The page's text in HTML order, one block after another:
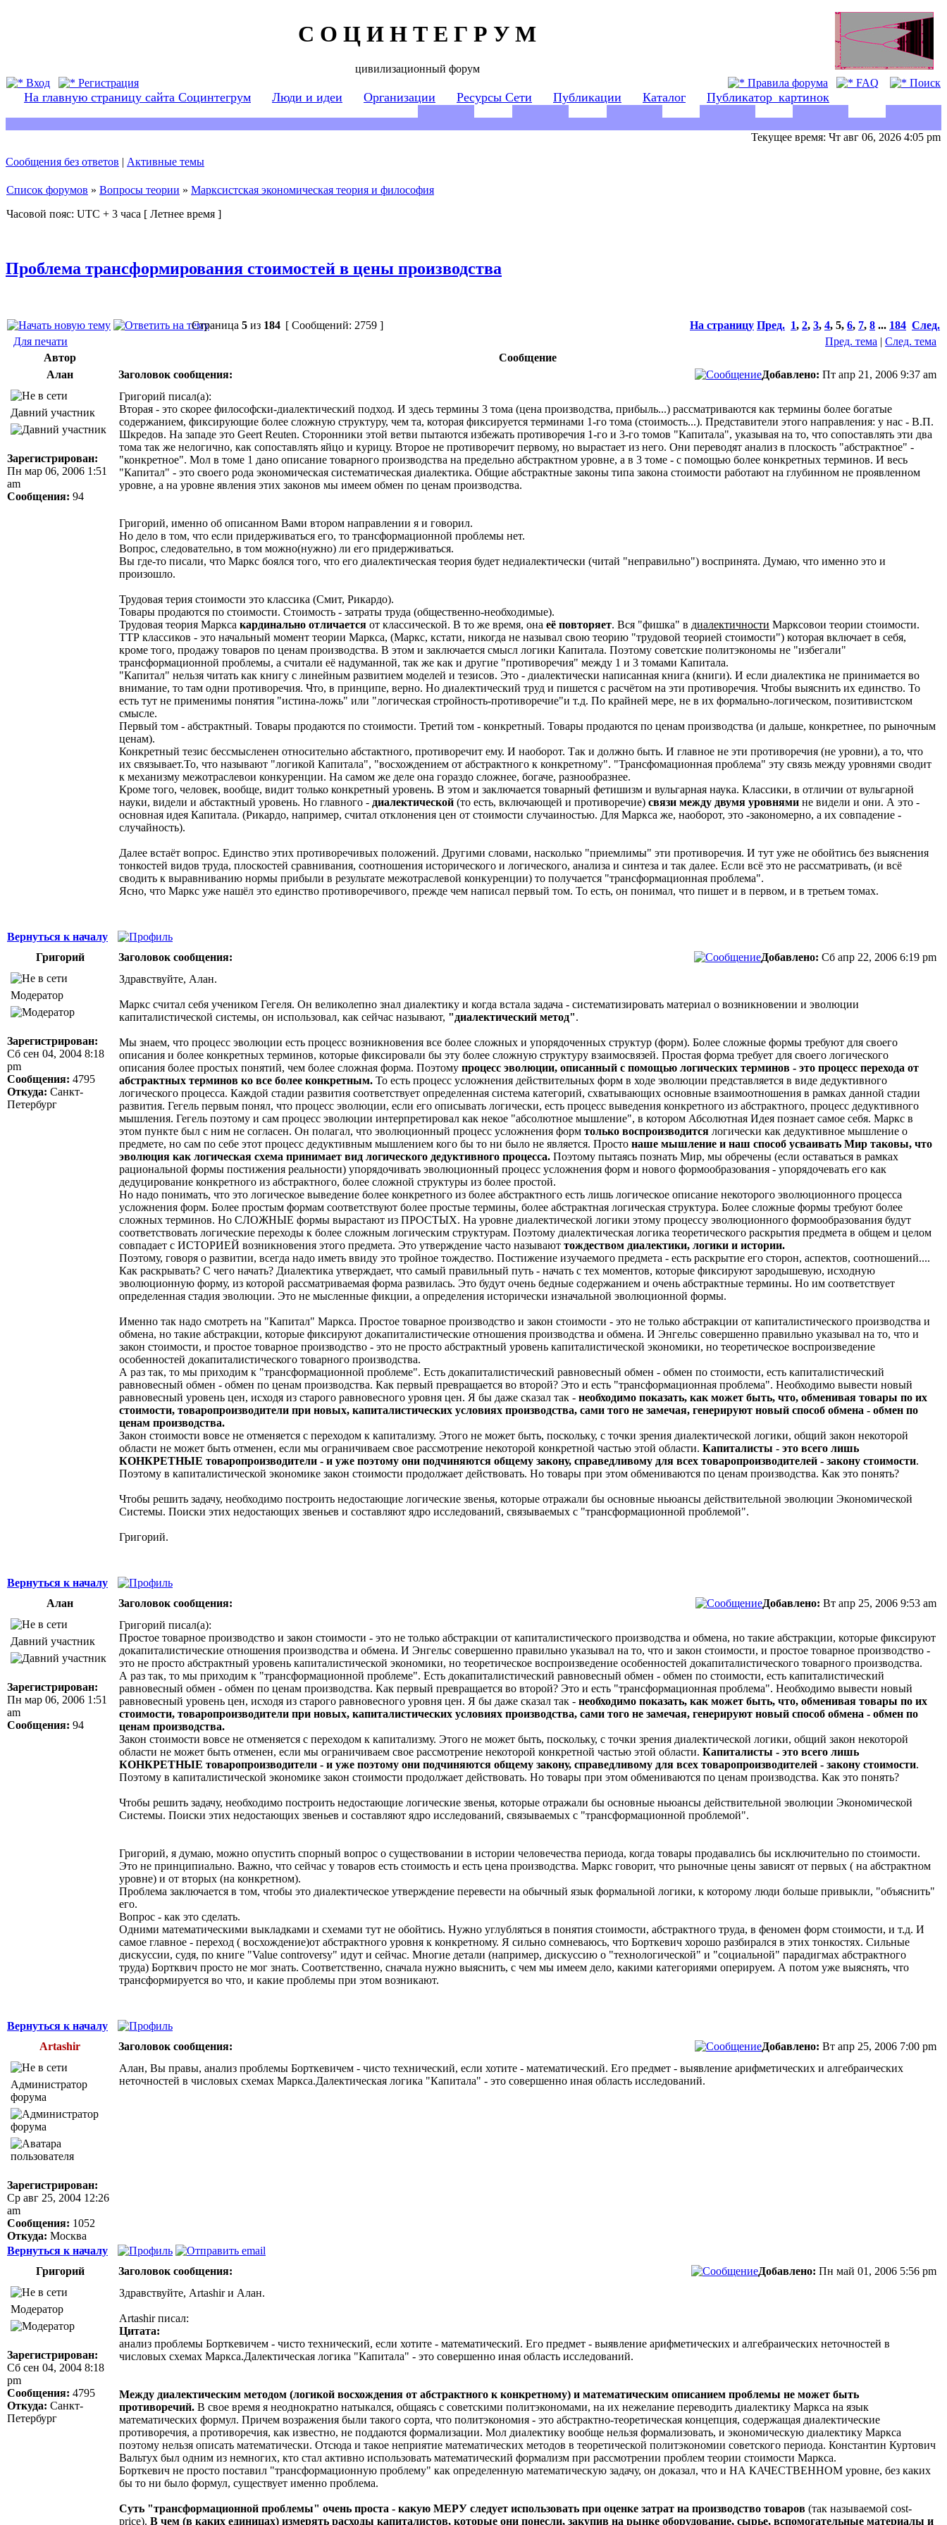
С О Ц И Н Т Е Г Р У М
цивилизационный форум
Вход
Регистрация Правила форума FAQ Поиск
На главную страницу сайта Социнтегрум Люди и идеи Организации Ресурсы Сети Публикации Каталог Публикатор_картинок
Текущее время: Чт авг 06, 2026 4:05 pm
Сообщения без ответов | Активные темы
Список форумов » Вопросы теории » Марксистская экономическая теория и философия
Часовой пояс: UTC + 3 часа [ Летнее время ]
Проблема трансформирования стоимостей в цены производства
Страница 5 из 184 [ Сообщений: 2759 ] На страницу Пред. 1, 2, 3, 4, 5, 6, 7, 8 ... 184 След.
Для печати
Пред. тема | След. тема
Автор
Сообщение
Алан
Заголовок сообщения: Добавлено: Пт апр 21, 2006 9:37 am
Давний участник
Зарегистрирован:
Пн мар 06, 2006 1:51
am
Сообщения: 94
Григорий писал(а):
Вторая - это скорее философски-диалектический подход. И здесь термины 3 тома (цена производства, прибыль...) рассматриваются как термины более богатые
содержанием, фиксирующие более сложную структуру, чем та, которая фиксируется терминами 1-го тома (стоимость...). Представители этого направления: у нас - В.П.
Шкредов. На западе это Geert Reuten. Сторонники этой ветви пытаются избежать противоречия 1-го и 3-го томов "Капитала", указывая на то, что сопоставлять эти два
тома так же нелогично, как сопоставлять яйцо и курицу. Второе не противоречит первому, но вырастает из него. Они переводят анализ в плоскость "абстрактное" -
"конкретное". Мол в томе 1 дано описание товарного производства на предельно абстрактном уровне, а в 3 томе - с помощью более конкретных терминов. И весь
"Капитал" - это своего рода экономическая систематическая диалектика. Общие абстрактные законы типа закона стоимости работают на глубинном не проявленном
уровне, а на уровне явления этих законов мы имеем обмен по ценам производства.
Григорий, именно об описанном Вами втором направлении я и говорил.
Но дело в том, что если придерживаться его, то трансформационной проблемы нет.
Вопрос, следовательно, в том можно(нужно) ли его придерживаться.
Вы где-то писали, что Маркс боялся того, что его диалектическая теория будет недиалектически (читай "неправильно") воспринята. Думаю, что именно это и
произошло.
Трудовая терия стоимости это классика (Смит, Рикардо).
Товары продаются по стоимости. Стоимость - затраты труда (общественно-необходимые).
Трудовая теория Маркса кардинально отличается от классической. В то же время, она её повторяет. Вся "фишка" в диалектичности Марксовои теории стоимости.
ТТР классиков - это начальный момент теории Маркса, (Маркс, кстати, никогда не называл свою теорию "трудовой теорией стоимости") которая включает в себя,
кроме того, продажу товаров по ценам производства. В этом и заключается смысл логики Капитала. Поэтому советские политэкономы не "избегали"
трансформационной проблемы, а считали её надуманной, так же как и другие "противоречия" между 1 и 3 томами Капитала.
"Капитал" нельзя читать как книгу с линейным развитием моделей и тезисов. Это - диалектически написанная книга (книги). И если диалектика не принимается во
внимание, то там одни противоречия. Что, в принципе, верно. Но диалектический труд и пишется с расчётом на эти противоречия. Чтобы выяснить их единство. То
есть тут не применимы понятия "истина-ложь" или "логическая стройность-противоречие"и т.д. По крайней мере, не в их формально-логическом, позитивистском
смысле.
Первый том - абстрактный. Товары продаются по стоимости. Третий том - конкретный. Товары продаются по ценам производства (и дальше, конкретнее, по рыночным
ценам).
Конкретный тезис бессмысленен относительно абстактного, противоречит ему. И наоборот. Так и должно быть. И главное не эти противоречия (не уровни), а то, что
их связывает.То, что называют "логикой Капитала", "восхождением от абстрактного к конкретному". "Трансфомационная проблема" эту связь между уровнями сводит
к механизму межотраслевои конкуренции. На самом же деле она гораздо сложнее, богаче, разнообразнее.
Кроме того, человек, вообще, видит только конкретный уровень. В этом и заключается товарный фетишизм и вульгарная наука. Классики, в отличии от вульгарной
науки, видели и абстактный уровень. Но главного - диалектической (то есть, включающей и противоречие) связи между двумя уровнями не видели и они. А это -
основная идея Капитала. (Рикардо, например, считал отклонения цен от стоимости случаиностью. Для Маркса же, наоборот, это -закономерно, а их совпадение -
случайность).
Далее встаёт вопрос. Единство этих противоречивых положений. Другими словами, насколько "приемлимы" эти противоречия. И тут уже не обойтись без выяснения
тонкостей видов труда, плоскостей сравнивания, соотношения исторического и логического, анализа и синтеза и так далее. Если всё это не рассматривать, (и всё
сводить к выравниванию нормы прибыли в результате межотраслевой конкуренции) то получается "трансформационная проблема".
Ясно, что Маркс уже нашёл это единство противоречивого, прежде чем написал первый том. То есть, он понимал, что пишет и в первом, и в третьем томах.
Вернуться к началу
Григорий
Заголовок сообщения: Добавлено: Сб апр 22, 2006 6:19 pm
Модератор
Зарегистрирован:
Сб сен 04, 2004 8:18
pm
Сообщения: 4795
Откуда: Санкт-
Петербург
Здравствуйте, Алан.
Маркс считал себя учеником Гегеля. Он великолепно знал диалектику и когда встала задача - систематизировать материал о возникновении и эволюции
капиталистической системы, он использовал, как сейчас называют, "диалектический метод".
Мы знаем, что процесс эволюции есть процесс возникновения все более сложных и упорядоченных структур (форм). Более сложные формы требуют для своего
описания и более конкретных терминов, которые фиксировали бы эту более сложную структуру взаимосвязей. Простая форма требует для своего логического
описания более простых понятий, чем более сложная форма. Поэтому процесс эволюции, описанный с помощью логических терминов - это процесс перехода от
абстрактных терминов ко все более конкретным. То есть процесс усложнения действительных форм в ходе эволюции представляется в виде дедуктивного
логического процесса. Каждой стадии развития соответствует определенная система категорий, схватывающих основные взаимоотношения в рамках данной стадии
развития. Гегель первым понял, что процесс эволюции, если его описывать логически, есть процесс выведения конкретного из абстрактного, процесс дедуктивного
мышления. Гегель поэтому и сам процесс эволюции интерпретировал как некое "абсолютное мышление", в котором Абсолютная Идея познает самое себя. Маркс в
этом пункте был с ним не согласен. Он полагал, что эволюционный процесс усложнения форм только воспроизводится логически как дедуктивное мышление о
предмете, но сам по себе этот процесс дедуктивным мышлением кого бы то ни было не является. Просто наше мышление и наш способ усваивать Мир таковы, что
эволюция как логическая схема принимает вид логического дедуктивного процесса. Поэтому пытаясь познать Мир, мы обречены (если оставаться в рамках
рациональной формы постижения реальности) упорядочивать эволюционный процесс усложнения форм и нового формообразования - упорядочевать его как
дедуцирование конкретного из абстрактного, более сложной структуры из более простой.
Но надо понимать, что это логическое выведение более конкретного из более абстрактного есть лишь логическое описание некоторого эволюционного процесса
усложнения форм. Более простым формам соответствуют более простые термины, более абстрактная логическая структура. Более сложные формы требуют более
сложных терминов. Но СЛОЖНЫЕ формы вырастают из ПРОСТЫХ. На уровне диалектической логики этому процессу эволюционного формообразования будут
соответствовать логические переходы к более сложным логическим структурам. Поэтому диалектическая логика теоретического раскрытия предмета в общем и целом
совпадает с ИСТОРИЕЙ возникновения этого предмета. Это утверждение часто называют тождеством диалектики, логики и истории.
Поэтому, говоря о развитии, всегда надо иметь ввиду это тройное тождество. Постижение изучаемого предмета - есть раскрытие его сторон, аспектов, соотношений....
Как раскрывать? С чего начать? Диалектика утверждает, что самый правильный путь - начать с тех моментов, которые фиксируют зародышевую, исходную
эволюционную форму, из которой рассматриваемая форма развилась. Это будут очень бедные содержанием и очень абстрактные термины. Но им соответствует
определенная стадия эволюции. Это не мысленные фикции, а определения исторически изначальной эволюционной формы.
Именно так надо смотреть на "Капитал" Маркса. Простое товарное производство и закон стоимости - это не только абстракции от капиталистического производства и
обмена, но такие абстракции, которые фиксируют докапиталистические отношения производства и обмена. И Энгельс совершенно правильно указывал на то, что и
закон стоимости, и простое товарное производство - это не просто абстрактный уровень капиталистической экономики, но теоретическое воспроизведение
особенностей докапиталистического товарного производства.
А раз так, то мы приходим к "трансформационной проблеме". Есть докапиталистический равновесный обмен - обмен по стоимости, есть капиталистический
равновесный обмен - обмен по ценам производства. Как первый превращается во второй? Это и есть "трансформационная проблема". Необходимо вывести новый
равновесный уровень цен, исходя из старого равновесного уровня цен. Я бы даже сказал так - необходимо показать, как может быть, что, обменивая товары по их
стоимости, товаропроизводители при новых, капиталистических условиях производства, сами того не замечая, генерируют новый способ обмена - обмен по
ценам производства.
Закон стоимости вовсе не отменяется с переходом к капитализму. Этого не может быть, поскольку, с точки зрения диалектической логики, общий закон некоторой
области не может быть отменен, если мы ограничиваем свое рассмотрение некоторой конкретной частью этой области. Капиталисты - это всего лишь
КОНКРЕТНЫЕ товаропроизводители - и уже поэтому они подчиняются общему закону, справедливому для всех товаропроизводителей - закону стоимости.
Поэтому в капиталистической экономике закон стоимости продолжает действовать. Но товары при этом обмениваются по ценам производства. Как это понять?
Чтобы решить задачу, необходимо построить недостающие логические звенья, которые отражали бы основные ньюансы действительной эволюции Экономической
Системы. Поиски этих недостающих звеньев и составляют ядро исследований, связываемых с "трансформационной проблемой".
Григорий.
Вернуться к началу
Алан
Заголовок сообщения: Добавлено: Вт апр 25, 2006 9:53 am
Давний участник
Зарегистрирован:
Пн мар 06, 2006 1:51
am
Сообщения: 94
Григорий писал(а):
Простое товарное производство и закон стоимости - это не только абстракции от капиталистического производства и обмена, но такие абстракции, которые фиксируют
докапиталистические отношения производства и обмена. И Энгельс совершенно правильно указывал на то, что и закон стоимости, и простое товарное производство -
это не просто абстрактный уровень капиталистической экономики, но теоретическое воспроизведение особенностей докапиталистического товарного производства.
А раз так, то мы приходим к "трансформационной проблеме". Есть докапиталистический равновесный обмен - обмен по стоимости, есть капиталистический
равновесный обмен - обмен по ценам производства. Как первый превращается во второй? Это и есть "трансформационная проблема". Необходимо вывести новый
равновесный уровень цен, исходя из старого равновесного уровня цен. Я бы даже сказал так - необходимо показать, как может быть, что, обменивая товары по их
стоимости, товаропроизводители при новых, капиталистических условиях производства, сами того не замечая, генерируют новый способ обмена - обмен по
ценам производства.
Закон стоимости вовсе не отменяется с переходом к капитализму. Этого не может быть, поскольку, с точки зрения диалектической логики, общий закон некоторой
области не может быть отменен, если мы ограничиваем свое рассмотрение некоторой конкретной частью этой области. Капиталисты - это всего лишь
КОНКРЕТНЫЕ товаропроизводители - и уже поэтому они подчиняются общему закону, справедливому для всех товаропроизводителей - закону стоимости.
Поэтому в капиталистической экономике закон стоимости продолжает действовать. Но товары при этом обмениваются по ценам производства. Как это понять?
Чтобы решить задачу, необходимо построить недостающие логические звенья, которые отражали бы основные ньюансы действительной эволюции Экономической
Системы. Поиски этих недостающих звеньев и составляют ядро исследований, связываемых с "трансформационной проблемой".
Григорий, я думаю, можно опустить спорный вопрос о существовании в истории человечества периода, когда товары продавались бы исключительно по стоимости.
Это не принципиально. Важно, что сейчас у товаров есть стоимость и есть цена производства. Маркс говорит, что рыночные цены зависят от первых ( на абстрактном
уровне) и от вторых (на конкретном).
Проблема заключается в том, чтобы это диалектическое утверждение перевести на обычный язык формальной логики, к которому люди больше привыкли, "объяснить"
его.
Вопрос - как это сделать.
Одними математическими выкладками и схемами тут не обойтись. Нужно углубляться в понятия стоимости, абстрактного труда, в феномен форм стоимости, и т.д. И
самое главное - переход ( восхождение)от абстрактного уровня к конкретному. Я сильно сомневаюсь, что Борткевич хорошо разбирался в этих тонкостях. Сильные
дискуссии, судя, по книге "Value controversy" идут и сейчас. Многие детали (например, дискуссию о "технологической" и "социальной" парадигмах абстрактного
труда) Бортквич просто не мог знать. Соответственно, сначала нужно выяснить, с чем мы имеем дело, какими категориями оперируем. А потом уже выяснять, что
трансформируется во что, и какие проблемы при этом возникают.
Вернуться к началу
Artashir
Заголовок сообщения: Добавлено: Вт апр 25, 2006 7:00 pm
Администратор
форума
Зарегистрирован:
Ср авг 25, 2004 12:26
am
Сообщения: 1052
Откуда: Москва
Алан, Вы правы, анализ проблемы Борткевичем - чисто технический, если хотите - математический. Его предмет - выявление арифметических и алгебраических
неточностей в числовых схемах Маркса.Далектическая логика "Капитала" - это совершенно иная область исследований.
Вернуться к началу
Григорий
Заголовок сообщения: Добавлено: Пн май 01, 2006 5:56 pm
Модератор
Зарегистрирован:
Сб сен 04, 2004 8:18
pm
Сообщения: 4795
Откуда: Санкт-
Петербург
Здравствуйте, Artashir и Алан.
Artashir писал:
Цитата:
анализ проблемы Борткевичем - чисто технический, если хотите - математический. Его предмет - выявление арифметических и алгебраических неточностей в
числовых схемах Маркса.Далектическая логика "Капитала" - это совершенно иная область исследований.
Между диалектическим методом (логикой восхождения от абстрактного к конкретному) и математическим описанием проблемы не может быть
противоречий. В свое время я неоднократно натыкался, общаясь с советскими политэкономами, на их нежелание переводить диалектику Маркса на язык
математических формул. Причем возражения были такого сорта, что политэкономия - это абстрактно-теоретическая концепция, содержащая диалектические
противоречия, а противоречия, как известно, не поддаются формализации. Мол диалектику вообще нельзя формализовать, и экономическую диалектику Маркса
поэтому нельзя описать математически. Отсюда и такое неприятие математических методов в теоретической политэкономии советского периода. Константин Куртович
Вальтух был одним из немногих, кто стал активно использовать математический формализм при рассмотрении проблем теории стоимости Маркса.
Борткевич не просто поставил "трансформационную проблему" как определенную математическую задачу, он доказал, что и НА КАЧЕСТВЕННОМ уровне, без каких
бы то ни было формул, существует именно проблема.
Суть "трансформационной проблемы" очень проста - какую МЕРУ следует использовать при оценке затрат на производство товаров (так называемой cost-
price). В чем (в каких единицах) измерять расходы капиталистов, которые они понесли, закупив на рынке оборудование, сырье, вспомогательные материалы и